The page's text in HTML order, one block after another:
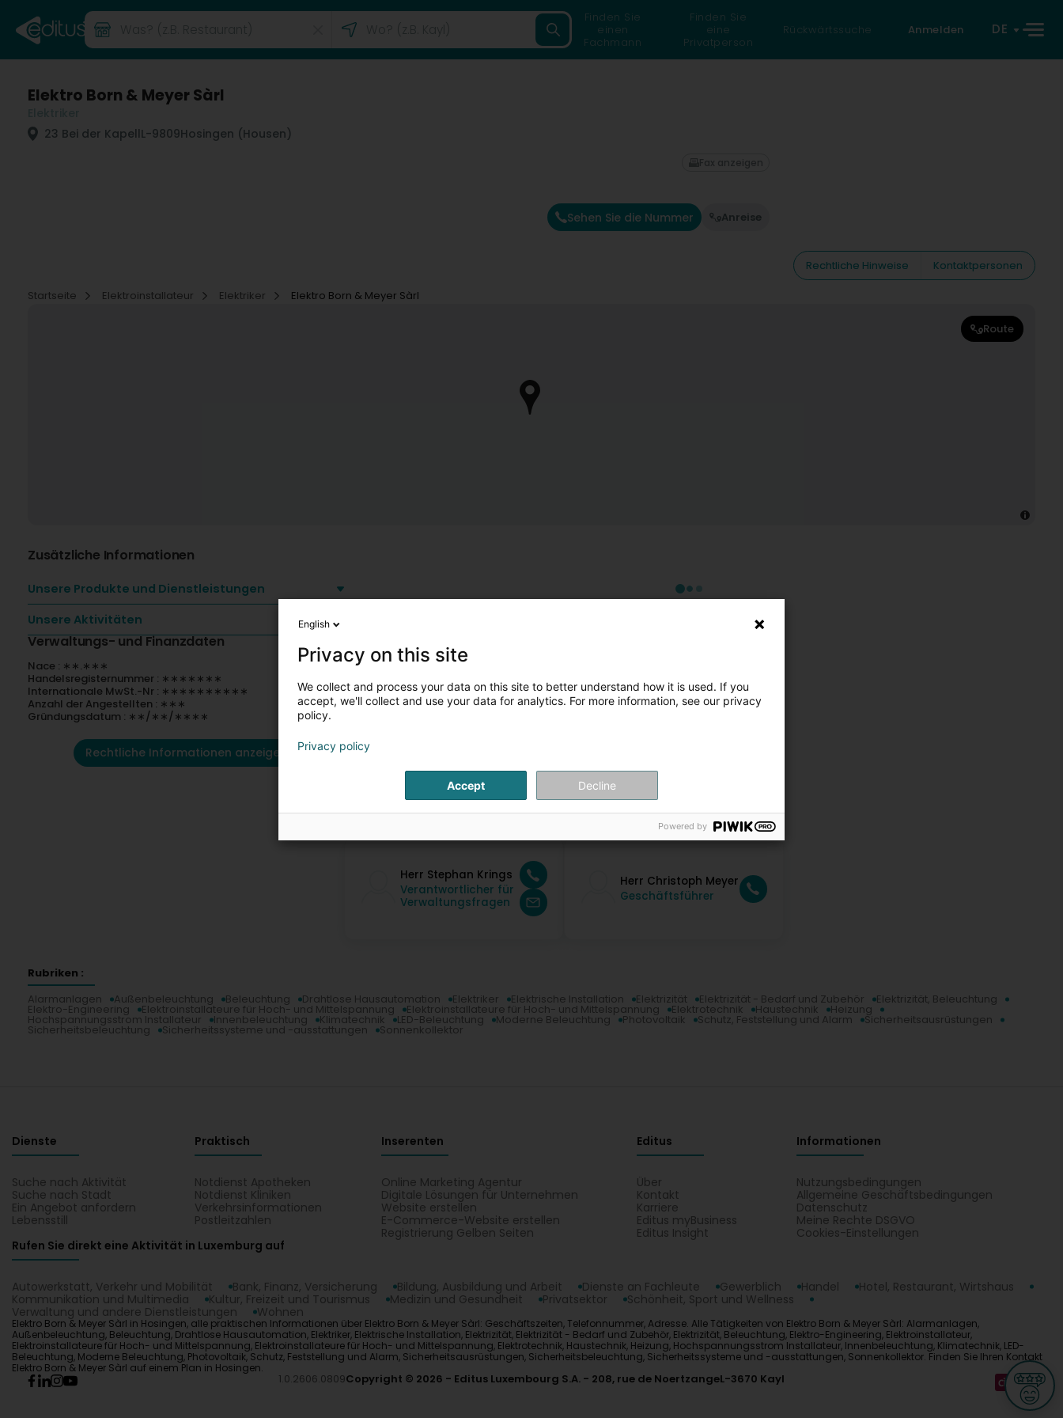
Finden Sie
einen
Fachmann
Finden Sie
eine
Privatperson
Rückwärtssuche Anmelden DE
Elektro Born & Meyer Sàrl
23 Bei der KapellL-9809Hosingen (Housen)
Sehen Sie die Nummer Anreise
Fax anzeigen
Rechtliche Hinweise
Kontaktpersonen
Startseite
Elektroinstallateur Elektriker Elektro Born & Meyer Sàrl
Route
Zusätzliche Informationen
Unsere Produkte und Dienstleistungen
Unsere Aktivitäten
Verwaltungs- und Finanzdaten
Nace : ∗∗.∗∗∗
Handelsregisternummer : ∗∗∗∗∗∗∗
Internationale MwSt.-Nr : ∗∗∗∗∗∗∗∗∗∗
Anzahl der Angestellten : ∗∗∗
Gründungsdatum : ∗∗/∗∗/∗∗∗∗
Rechtliche Informationen anzeigen
Kontaktpersonen
Herr Stephan Krings
Verantwortlicher für
Verwaltungsfragen
Herr Christoph Meyer
Geschäftsführer
Rubriken :
Alarmanlagen
Außenbeleuchtung Beleuchtung Drahtlose Hausautomation Elektriker Elektrische Installation Elektrizität Elektrizität - Bedarf und Zubehör Elektrizität, Beleuchtung
Elektro-Engineering Elektroinstallateure für Hoch- und Mittelspannung Elektroinstallateure für Hoch- und Mittelspannung Elektrotechnik Haustechnik Heizung
Hochspannungsstrom Installateur Innenbeleuchtung Klimatechnik LED-Beleuchtung Moderne Beleuchtung Photovoltaik Schutz, Feststellung und Alarm Sicherheitsausrüstungen
Sicherheitsbeleuchtung Sicherheitssysteme und -ausstattungen Sonnenkollektor
Dienste
Suche nach Aktivität
Suche nach Stadt
Ein Angebot anfordern
Lebensstill
Praktisch
Notdienst Apotheken
Notdienst Kliniken
Verkehrsinformationen
Postleitzahlen
Inserenten
Online Marketing Agentur
Digitale Lösungen für Unternehmen
Website erstellen
E-Commerce-Website erstellen
Registrierung Gelben Seiten
Editus
Über
Kontakt
Karriere
Editus myBusiness
Editus Insight
Informationen
Nutzungsbedingungen
Allgemeine Geschäftsbedingungen
Datenschutz
Meine Rechte DSGVO
Cookies-Einstellungen
Rufen Sie direkt eine Aktivität in Luxemburg auf
Autowerkstatt, Verkehr und Mobilität Bank, Finanz, Versicherung Bildung, Ausbildung und Arbeit Dienste an Fachleute Gewerblich Handel
Hotel, Restaurant, Wirtshaus
Kommunikation und Multimedia
Kultur, Freizeit und Tourismus Medizin und Gesundheit Privatsektor
Schönheit, Sport und Wellness
Verwaltung und andere Dienstleistungen
Wohnen
Elektro Born & Meyer Sàrl in Hosingen, alle praktischen Informationen über Elektro Born & Meyer Sàrl: Geschäftszeiten, Telefonnummer, Adresse. Alle Tätigkeiten von Elektro Born & Meyer Sàrl: Alarmanlagen,
Außenbeleuchtung, Beleuchtung, Drahtlose Hausautomation, Elektriker, Elektrische Installation, Elektrizität, Elektrizität - Bedarf und Zubehör, Elektrizität, Beleuchtung, Elektro-Engineering, Elektroinstallateur,
Elektroinstallateure für Hoch- und Mittelspannung, Elektroinstallateure für Hoch- und Mittelspannung, Elektrotechnik, Haustechnik, Heizung, Hochspannungsstrom Installateur, Innenbeleuchtung, Klimatechnik, LED-
Beleuchtung, Moderne Beleuchtung, Photovoltaik, Schutz, Feststellung und Alarm, Sicherheitsausrüstungen, Sicherheitsbeleuchtung, Sicherheitssysteme und -ausstattungen, Sonnenkollektor. Finden Sie Ihren Kontakt
Elektro Born & Meyer Sàrl auf einem Plan in Hosingen.
1.0.2606.0809Copyright © 2026 Editus Luxembourg S.A. 208, rue de NoertzangeL-3670 Kayl
English
Privacy on this site
We collect and process your data on this site to better understand how it is used. If you
accept, we'll collect and use your data for analytics. For more information, see our privacy
policy.
Privacy policy
Accept Decline
Powered by